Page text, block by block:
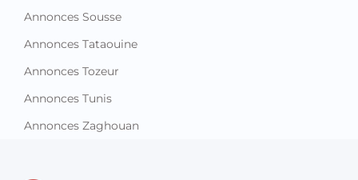
Annonces Sousse
Annonces Tataouine
Annonces Tozeur
Annonces Tunis
Annonces Zaghouan